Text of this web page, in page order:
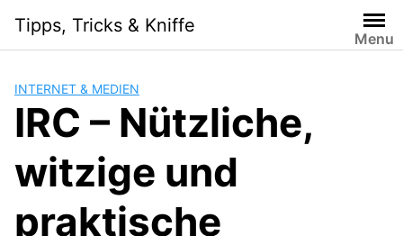
content
Tipps, Tricks & Kniffe
Menu
INTERNET & MEDIEN
IRC – Nützliche,
witzige und
praktische